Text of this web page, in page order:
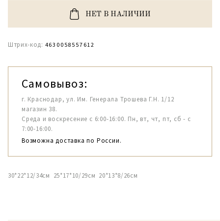
НЕТ В НАЛИЧИИ
Штрих-код: 4630058557612
Самовывоз:
г. Краснодар, ул. Им. Генерала Трошева Г.Н. 1/12
магазин 38.
Среда и воскресение с 6:00-16:00. Пн, вт, чт, пт, сб - с
7:00-16:00.
Возможна доставка по России.
30*22*12/34см 25*17*10/29см 20*13*8/26см